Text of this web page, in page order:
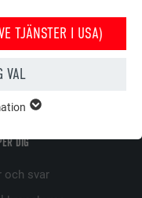
DIG
och svar
TJÄNSTER I USA)
VAL
att webbplatsen